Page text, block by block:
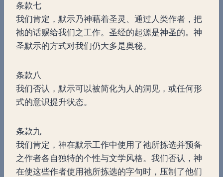
条款七
我们肯定，默示乃神藉着圣灵、通过人类作者，把
祂的话赐给我们之工作。圣经的起源是神圣的。神
圣默示的方式对我们仍大多是奥秘。
条款八
我们否认，默示可以被简化为人的洞见，或任何形
式的意识提升状态。
条款九
我们肯定，神在默示工作中使用了祂所拣选并预备
之作者各自独特的个性与文学风格。我们否认，神
在使这些作者使用祂所拣选的字句时，压制了他们